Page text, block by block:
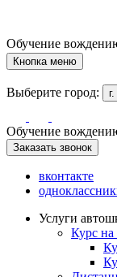
Обучение
Кнопка меню
Выберите город:
Обучение
Заказать звонок
вконтакте
Услуги
Курс